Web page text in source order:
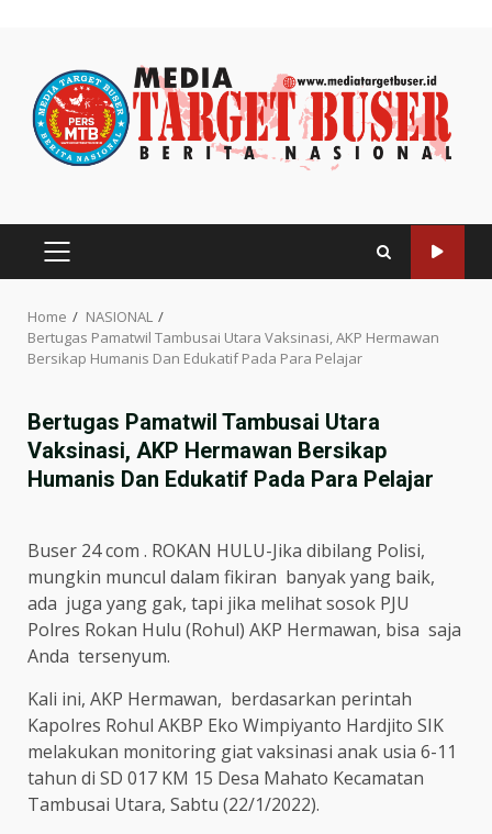
content
PRIMARY
Home
NASIONAL
Bertugas Pamatwil Tambusai Utara Vaksinasi, AKP Hermawan
Bersikap Humanis Dan Edukatif Pada Para Pelajar
Bertugas Pamatwil Tambusai Utara
Vaksinasi, AKP Hermawan Bersikap
Humanis Dan Edukatif Pada Para Pelajar
Buser 24 com . ROKAN HULU-Jika dibilang Polisi,
mungkin muncul dalam fikiran banyak yang baik,
ada juga yang gak, tapi jika melihat sosok PJU
Polres Rokan Hulu (Rohul) AKP Hermawan, bisa saja
Anda tersenyum.
Kali ini, AKP Hermawan, berdasarkan perintah
Kapolres Rohul AKBP Eko Wimpiyanto Hardjito SIK
melakukan monitoring giat vaksinasi anak usia 6-11
tahun di SD 017 KM 15 Desa Mahato Kecamatan
Tambusai Utara, Sabtu (22/1/2022).